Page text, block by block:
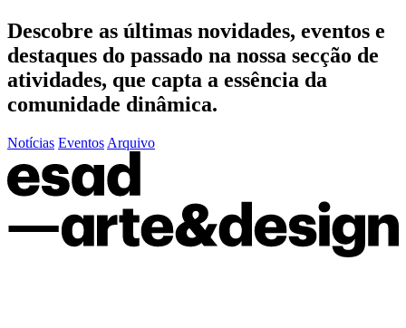
Descobre as últimas novidades, eventos e
destaques do passado na nossa secção de
atividades, que capta a essência da
comunidade dinâmica.
Notícias Eventos Arquivo